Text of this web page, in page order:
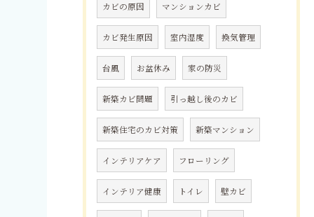
カビの原因 マンションカビ
カビ発生原因 室内湿度 換気管理
台風 お盆休み 家の防災
新築カビ問題 引っ越し後のカビ
新築住宅のカビ対策 新築マンション
インテリアケア フローリング
インテリア健康 トイレ 壁カビ